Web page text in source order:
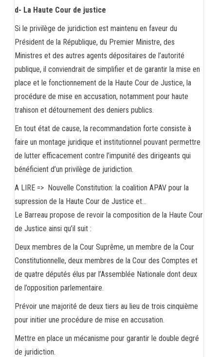
d- La Haute Cour de justice
Si le privilège de juridiction est maintenu en faveur du
Président de la République, du Premier Ministre, des
Ministres et des autres agents dépositaires de l’autorité
publique, il conviendrait de simplifier et de garantir la mise en
place et le fonctionnement de la Haute Cour de Justice, la
procédure de mise en accusation, notamment pour haute
trahison et détournement des deniers publics.
En tout état de cause, la recommandation forte consiste à
faire un montage juridique et institutionnel pouvant permettre
de lutter efficacement contre l’impunité des dirigeants qui
bénéficient d’un privilège de juridiction.
A LIRE => Nouvelle Constitution: la coalition APAV pour la
supression de la Haute Cour de Justice et…
Le Barreau propose de revoir la composition de la Haute Cour
de Justice ainsi qu’il suit :
Deux membres de la Cour Suprême, un membre de la Cour
Constitutionnelle, deux membres de la Cour des Comptes et
de quatre députés élus par l’Assemblée Nationale dont deux
de l’opposition parlementaire.
Prévoir une majorité de deux tiers au lieu de trois cinquième
pour initier une procédure de mise en accusation.
Mettre en place un mécanisme pour garantir le double degré
de juridiction.